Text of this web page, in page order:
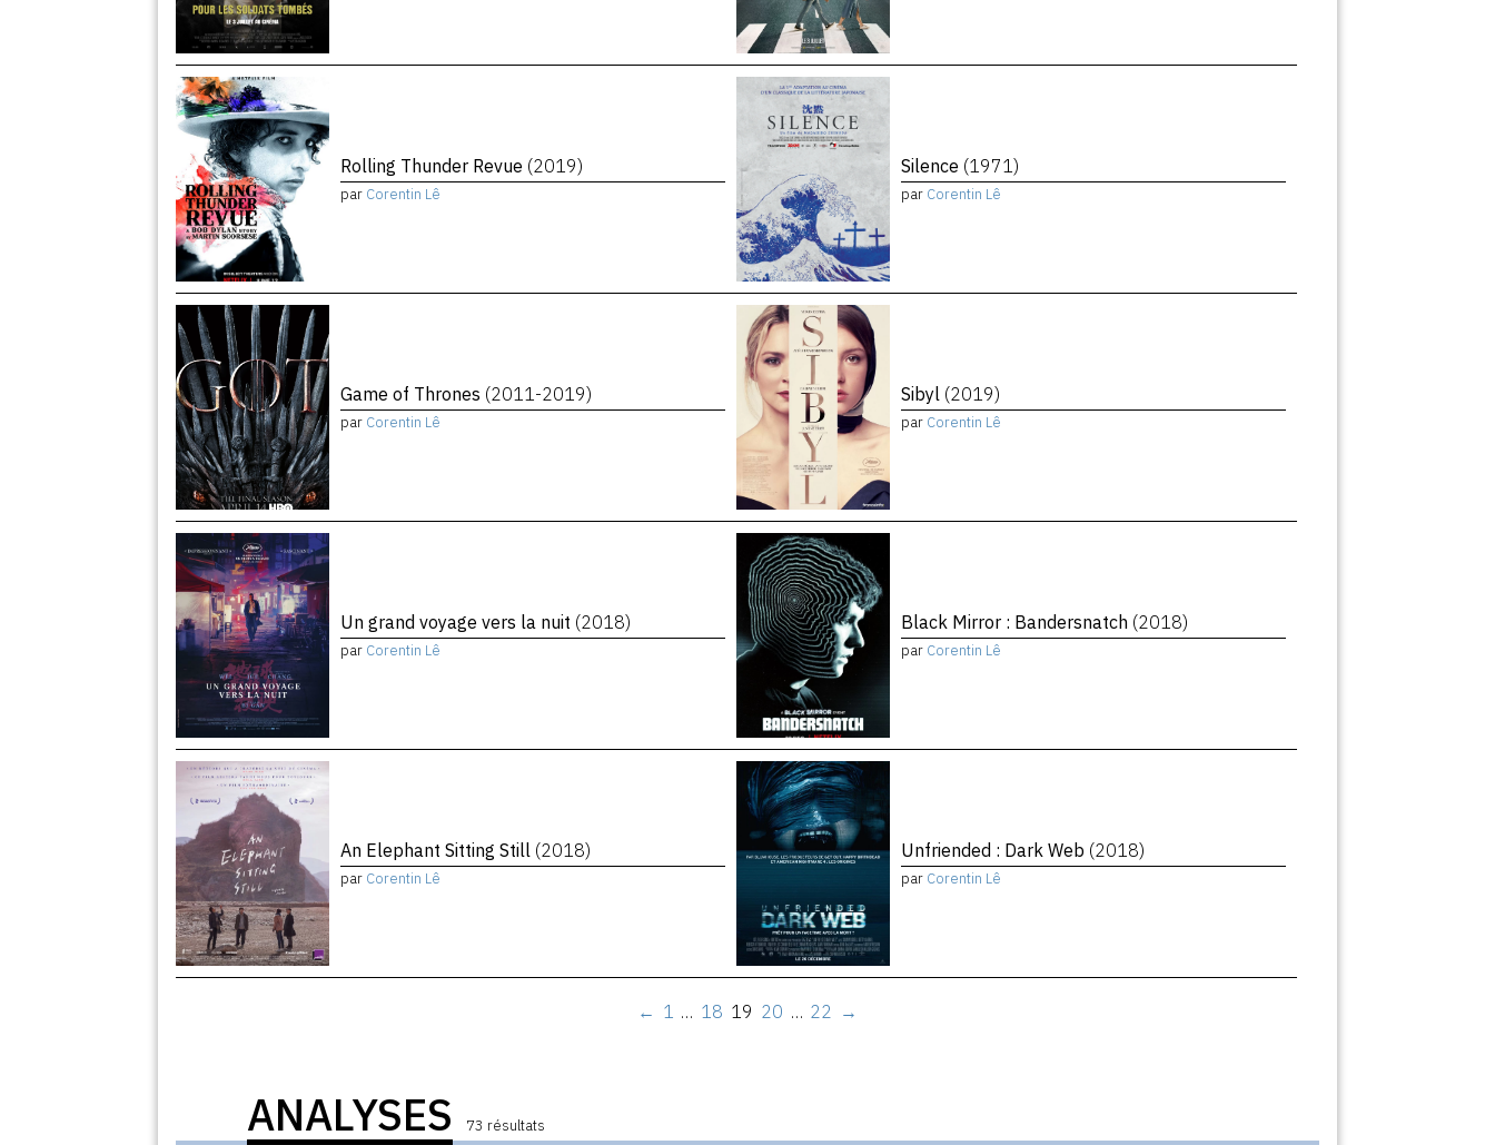
Rolling Thunder Revue (2019)
par Corentin Lê
Silence (1971)
par Corentin Lê
Game of Thrones (2011-2019)
par Corentin Lê
Sibyl (2019)
par Corentin Lê
Un grand voyage vers la nuit (2018)
par Corentin Lê
Black Mirror : Bandersnatch (2018)
par Corentin Lê
An Elephant Sitting Still (2018)
par Corentin Lê
Unfriended : Dark Web (2018)
par Corentin Lê
← 1 … 18 19 20 … 22 →
ANALYSES 73 résultats